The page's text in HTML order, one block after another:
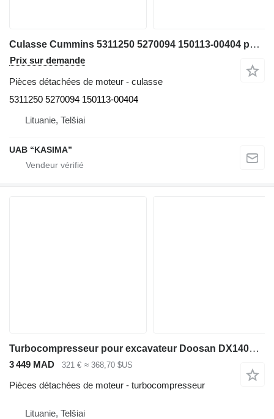
Culasse Cummins 5311250 5270094 150113-00404 pour excavateur Doosan DX140LCR-3
Prix sur demande
Pièces détachées de moteur - culasse
5311250 5270094 150113-00404
Lituanie, Telšiai
UAB “KASIMA”
Turbocompresseur pour excavateur Doosan DX140LCR-3
3 449 MAD 321 € ≈ 368,70 $US
Pièces détachées de moteur - turbocompresseur
Lituanie, Telšiai